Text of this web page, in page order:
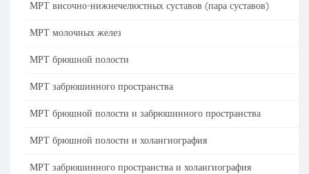
МРТ височно-нижнечелюстных суставов (пара суставов)
МРТ молочных желез
МРТ брюшной полости
МРТ забрюшинного пространства
МРТ брюшной полости и забрюшинного пространства
МРТ брюшной полости и холангиография
МРТ забрюшинного пространства и холангиография